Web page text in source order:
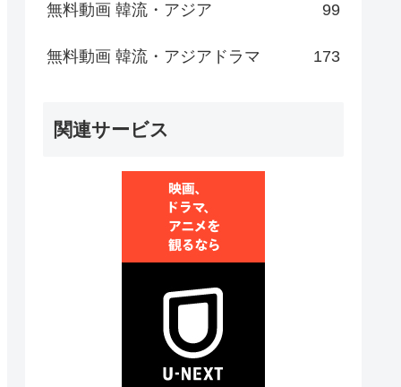
無料動画 韓流・アジア 99
無料動画 韓流・アジアドラマ 173
関連サービス